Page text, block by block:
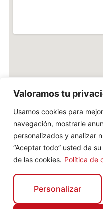
Valoramos tu
Usamos cookies para
navegación, mostrarle
personalizados y analizar
“Aceptar todo” usted da
de las cookies. Política de
Personalizar